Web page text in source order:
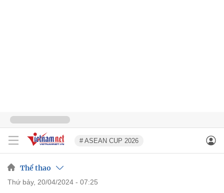
# ASEAN CUP 2026
Thể thao
thứ bảy, 20/04/2024 - 07:25